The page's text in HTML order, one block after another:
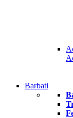
Barbati